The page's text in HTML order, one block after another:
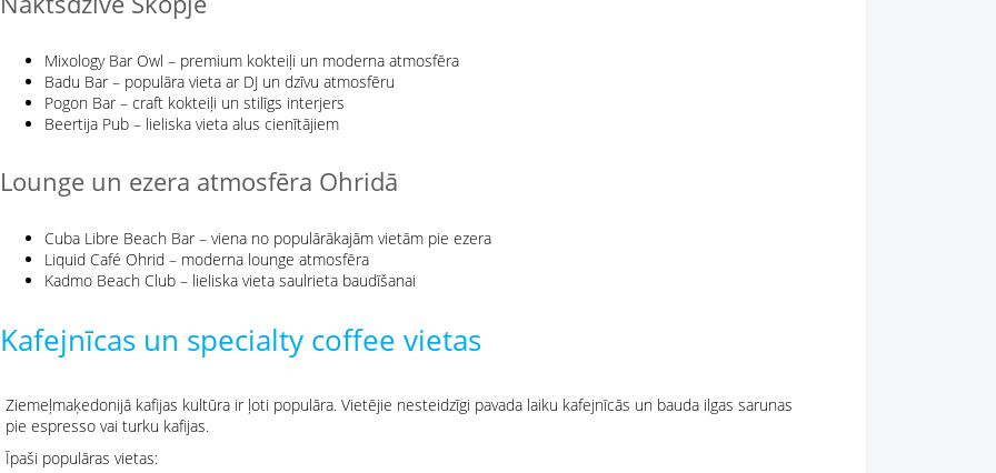
Mixology Bar Owl – premium kokteiļi un moderna atmosfēra
Badu Bar – populāra vieta ar DJ un dzīvu atmosfēru
Pogon Bar – craft kokteiļi un stilīgs interjers
Beertija Pub – lieliska vieta alus cienītājiem
Lounge un ezera atmosfēra Ohridā
Cuba Libre Beach Bar – viena no populārākajām vietām pie ezera
Liquid Café Ohrid – moderna lounge atmosfēra
Kadmo Beach Club – lieliska vieta saulrieta baudīšanai
Kafejnīcas un specialty coffee vietas
Ziemeļmaķedonijā kafijas kultūra ir ļoti populāra. Vietējie nesteidzīgi pavada laiku kafejnīcās un bauda ilgas sarunas
pie espresso vai turku kafijas.
Īpaši populāras vietas: